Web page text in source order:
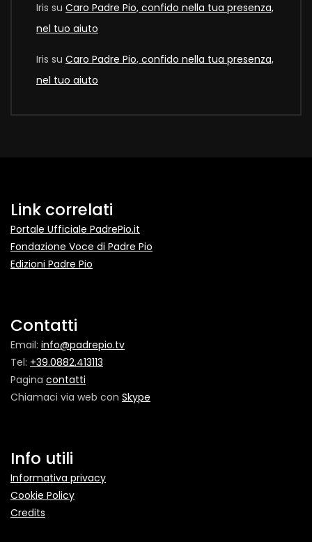
Iris su Caro Padre Pio, confido nella tua presenza,
nel tuo aiuto
Iris su Caro Padre Pio, confido nella tua presenza,
nel tuo aiuto
Link correlati
Portale Ufficiale PadrePio.it
Fondazione Voce di Padre Pio
Edizioni Padre Pio
Contatti
Email: info@padrepio.tv
Tel: +39.0882.413113
Pagina contatti
Chiamaci via web con Skype
Info utili
Informativa privacy
Cookie Policy
Credits